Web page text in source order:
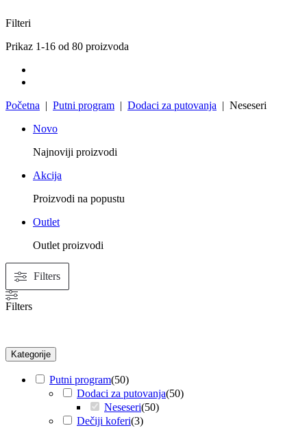
Filteri
Prikaz 1-16 od 80 proizvoda
Početna | Putni program | Dodaci za putovanja | Neseseri
Novo
Najnoviji proizvodi
Akcija
Proizvodi na popustu
Outlet
Outlet proizvodi
Filters
Filters
Kategorije
Putni program(50)
Dodaci za putovanja(50)
Neseseri(50)
Dečiji koferi(3)